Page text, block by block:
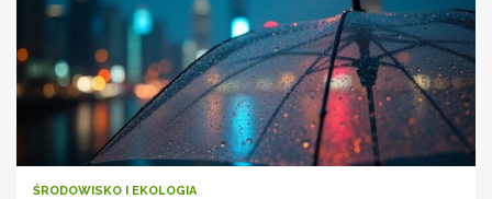
ŚRODOWISKO I EKOLOGIA